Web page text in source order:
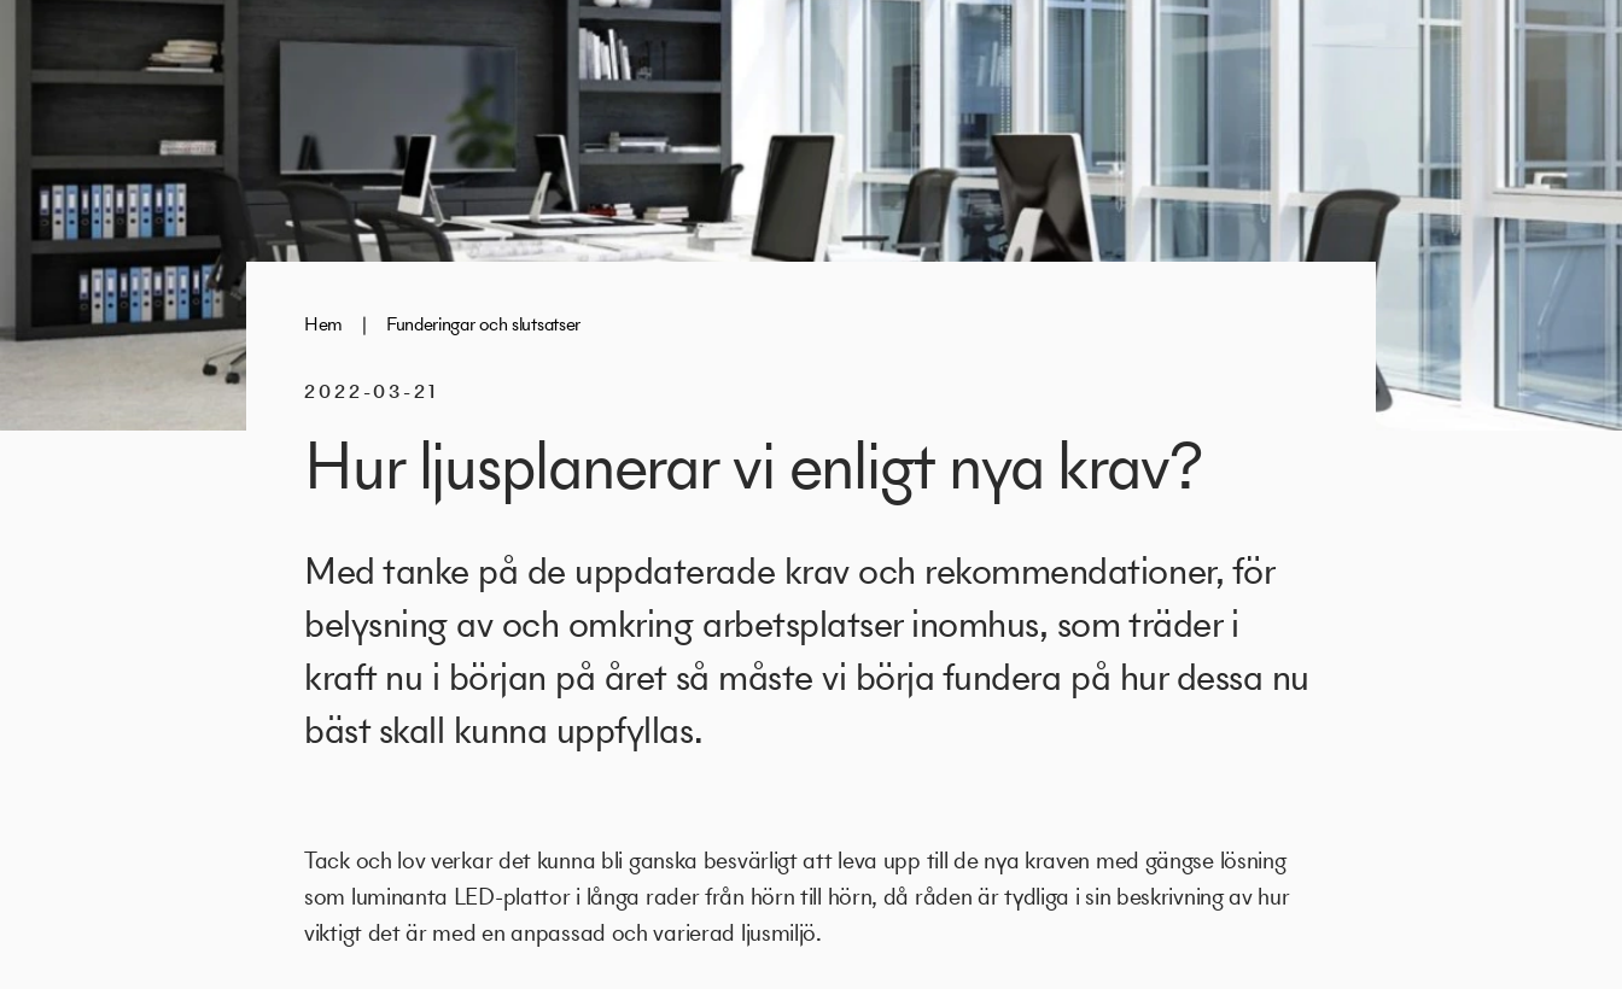
Hem | Funderingar och slutsatser
2022-03-21
Hur ljusplanerar vi enligt nya krav?
Med tanke på de uppdaterade krav och rekommendationer, för
belysning av och omkring arbetsplatser inomhus, som träder i
kraft nu i början på året så måste vi börja fundera på hur dessa nu
bäst skall kunna uppfyllas.
Tack och lov verkar det kunna bli ganska besvärligt att leva upp till de nya kraven med gängse lösning
som luminanta LED-plattor i långa rader från hörn till hörn, då råden är tydliga i sin beskrivning av hur
viktigt det är med en anpassad och varierad ljusmiljö.